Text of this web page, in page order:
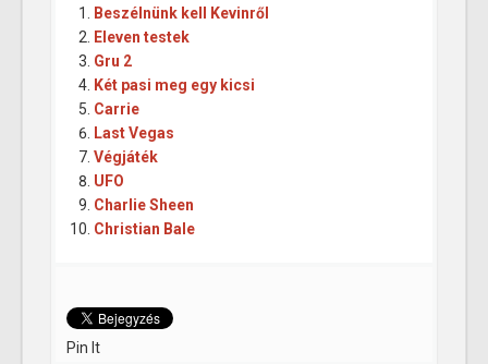
Beszélnünk kell Kevinről
Eleven testek
Gru 2
Két pasi meg egy kicsi
Carrie
Last Vegas
Végjáték
UFO
Charlie Sheen
Christian Bale
Pin It